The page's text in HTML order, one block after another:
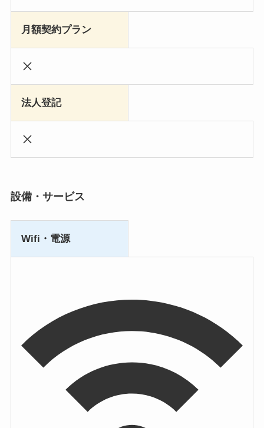
月額契約プラン
法人登記
設備・サービス
Wifi・電源